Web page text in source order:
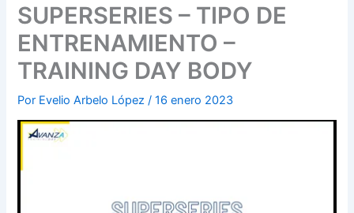
SUPERSERIES – TIPO DE
ENTRENAMIENTO –
TRAINING DAY BODY
Por Evelio Arbelo López/16 enero 2023